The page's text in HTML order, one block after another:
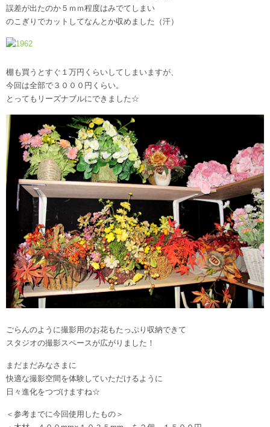
誤差が出たのか５ｍｍ程度はみでてしまい
のこぎりでカットしてなんとか収めました（汗）
棚も買うとすぐ１万円くらいしてしまいますが、
今回は全部で３０００円くらい。
とってもリーズナブルにできました☆
ごらんのように撮影用のお花もたっぷり収納できて
スタジオの撮影スペースが広がりました！
まだまだみなさまに
快適な撮影空間を体験していただけるように
日々進化をつづけますね☆
＜参考までに今回使用したもの＞